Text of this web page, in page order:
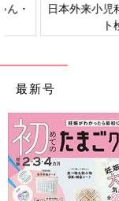
日本外来小児科学会
ト検討会
最新号